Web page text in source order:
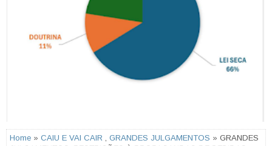
Home » CAIU E VAI CAIR GRANDES JULGAMENTOS » GRANDES